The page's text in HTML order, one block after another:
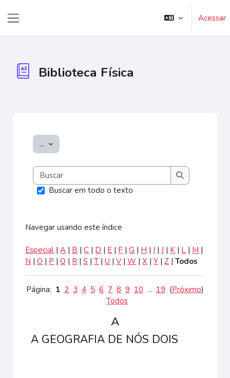
Acessar
Biblioteca Física
... Exportar itens
Buscar
Buscar
Buscar em todo o texto
Navegar usando este índice
Especial |A | B |C | D | E | F |G | H | I |J | K | L | M |
N |O | P |Q | R |S |T |U |V |W |X |Y |Z |Todos
Página: 1 2 3 4 5 6 7 8 9 10 ... 19 (Próximo)
Todos
A
A GEOGRAFIA DE NÓS DOIS